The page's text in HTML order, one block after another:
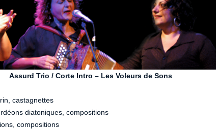
Intro – Les Voleurs de Sons
castagnettes
diatoniques, compositions
compositions